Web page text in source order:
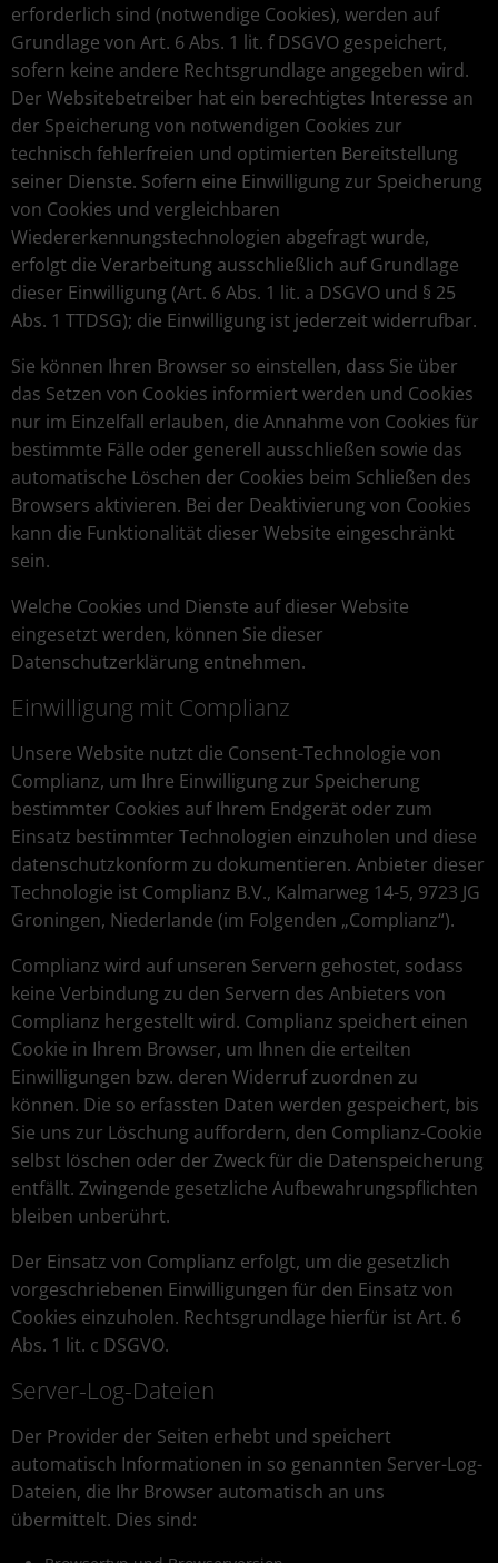
erforderlich sind (notwendige Cookies), werden auf
Grundlage von Art. 6 Abs. 1 lit. f DSGVO gespeichert,
sofern keine andere Rechtsgrundlage angegeben wird.
Der Websitebetreiber hat ein berechtigtes Interesse an
der Speicherung von notwendigen Cookies zur
technisch fehlerfreien und optimierten Bereitstellung
seiner Dienste. Sofern eine Einwilligung zur Speicherung
von Cookies und vergleichbaren
Wiedererkennungstechnologien abgefragt wurde,
erfolgt die Verarbeitung ausschließlich auf Grundlage
dieser Einwilligung (Art. 6 Abs. 1 lit. a DSGVO und § 25
Abs. 1 TTDSG); die Einwilligung ist jederzeit widerrufbar.
Sie können Ihren Browser so einstellen, dass Sie über
das Setzen von Cookies informiert werden und Cookies
nur im Einzelfall erlauben, die Annahme von Cookies für
bestimmte Fälle oder generell ausschließen sowie das
automatische Löschen der Cookies beim Schließen des
Browsers aktivieren. Bei der Deaktivierung von Cookies
kann die Funktionalität dieser Website eingeschränkt
sein.
Welche Cookies und Dienste auf dieser Website
eingesetzt werden, können Sie dieser
Datenschutzerklärung entnehmen.
Einwilligung mit Complianz
Unsere Website nutzt die Consent-Technologie von
Complianz, um Ihre Einwilligung zur Speicherung
bestimmter Cookies auf Ihrem Endgerät oder zum
Einsatz bestimmter Technologien einzuholen und diese
datenschutzkonform zu dokumentieren. Anbieter dieser
Technologie ist Complianz B.V., Kalmarweg 14-5, 9723 JG
Groningen, Niederlande (im Folgenden „Complianz“).
Complianz wird auf unseren Servern gehostet, sodass
keine Verbindung zu den Servern des Anbieters von
Complianz hergestellt wird. Complianz speichert einen
Cookie in Ihrem Browser, um Ihnen die erteilten
Einwilligungen bzw. deren Widerruf zuordnen zu
können. Die so erfassten Daten werden gespeichert, bis
Sie uns zur Löschung auffordern, den Complianz-Cookie
selbst löschen oder der Zweck für die Datenspeicherung
entfällt. Zwingende gesetzliche Aufbewahrungspflichten
bleiben unberührt.
Der Einsatz von Complianz erfolgt, um die gesetzlich
vorgeschriebenen Einwilligungen für den Einsatz von
Cookies einzuholen. Rechtsgrundlage hierfür ist Art. 6
Abs. 1 lit. c DSGVO.
Server-Log-Dateien
Der Provider der Seiten erhebt und speichert
automatisch Informationen in so genannten Server-Log-
Dateien, die Ihr Browser automatisch an uns
übermittelt. Dies sind: